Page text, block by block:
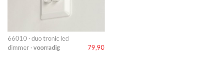
66010 · duo tronic led
dimmer · voorradig 79,90